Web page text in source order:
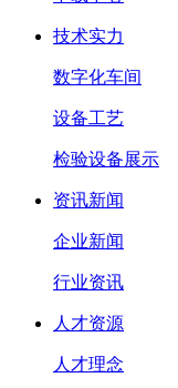
技术实力
数字化车间
设备工艺
检验设备展示
资讯新闻
企业新闻
行业资讯
人才资源
人才理念